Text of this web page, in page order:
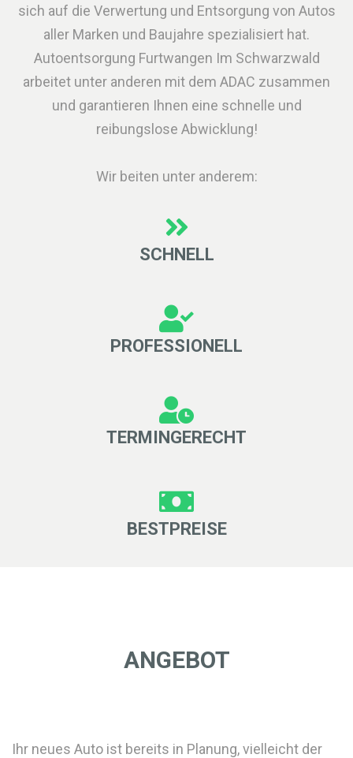
sich auf die Verwertung und Entsorgung von Autos
aller Marken und Baujahre spezialisiert hat.
Autoentsorgung Furtwangen Im Schwarzwald
arbeitet unter anderen mit dem ADAC zusammen
und garantieren Ihnen eine schnelle und
reibungslose Abwicklung!
Wir beiten unter anderem:
SCHNELL
PROFESSIONELL
TERMINGERECHT
BESTPREISE
ANGEBOT
Ihr neues Auto ist bereits in Planung, vielleicht der